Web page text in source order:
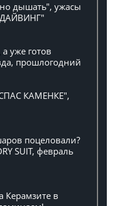
дышать", ужасы
уже готов
прошлогодний
КАМЕНКЕ",
поцеловали?
SUIT, февраль
Керамзите в